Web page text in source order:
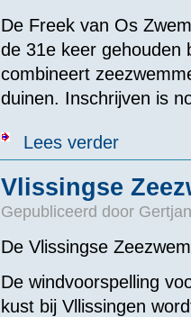
De Freek van Os
de 31e keer gehouden
combineert
duinen. Inschrijven is
Lees verderover Freek
Vlissingse
Gepubliceerd door
De Vlissingse
De windvoorspelling
kust bij Vllissingen